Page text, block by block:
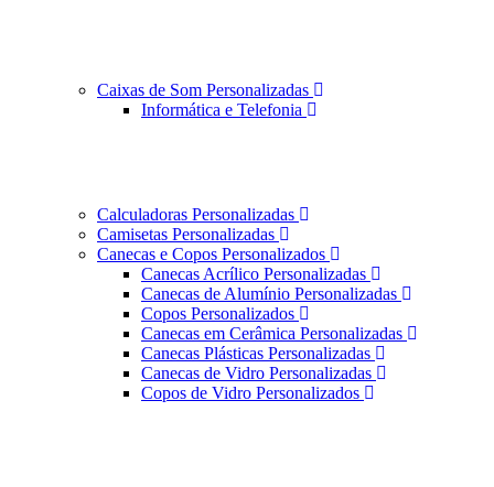
Caixas de Som Personalizadas
Informática e Telefonia
Calculadoras Personalizadas
Camisetas Personalizadas
Canecas e Copos Personalizados
Canecas Acrílico Personalizadas
Canecas de Alumínio Personalizadas
Copos Personalizados
Canecas em Cerâmica Personalizadas
Canecas Plásticas Personalizadas
Canecas de Vidro Personalizadas
Copos de Vidro Personalizados